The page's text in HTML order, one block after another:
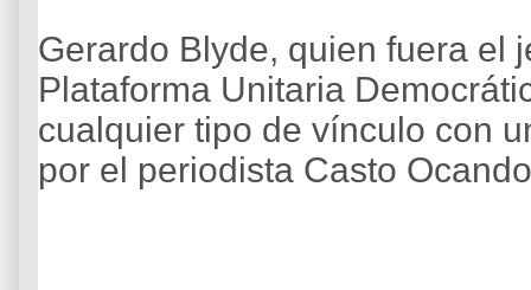
Gerardo Blyde, quien fuera el
Plataforma Unitaria
cualquier tipo de vínculo con
por el periodista Casto